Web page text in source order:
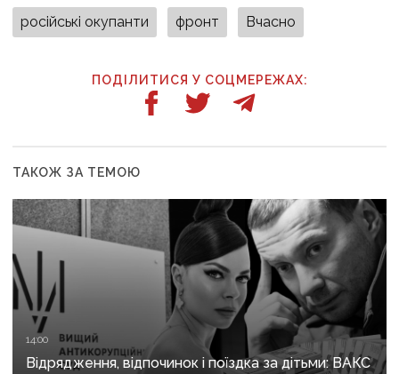
російські окупанти фронт Вчасно
ПОДІЛИТИСЯ У СОЦМЕРЕЖАХ:
ТАКОЖ ЗА ТЕМОЮ
14:00
Відрядження, відпочинок і поїздка за дітьми: ВАКС